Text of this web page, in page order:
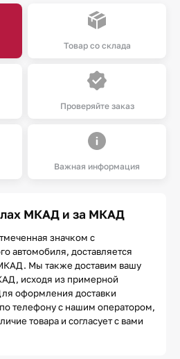
Товар со склада
Проверяйте заказ
Важная информация
МКАД и за МКАД
значком с
автомобиля, доставляется
Мы также доставим вашу
исходя из примерной
оформления доставки
телефону с нашим оператором,
товара и согласует с вами